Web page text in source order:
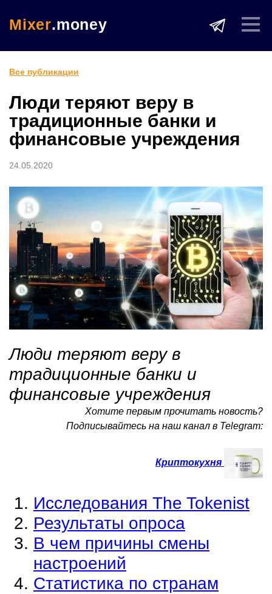
Mixer.money
Все публикации
Люди теряют веру в
традиционные банки и
финансовые учреждения
24.05.2020
Люди теряют веру в
традиционные банки и
финансовые учреждения
Хотите первым прочитать новость?
Подписывайтесь на наш канал в Telegram:
Криптокухня
Исследования The Tokenist
Результаты опроса
В чем причины смены
настроений
Статистика по странам